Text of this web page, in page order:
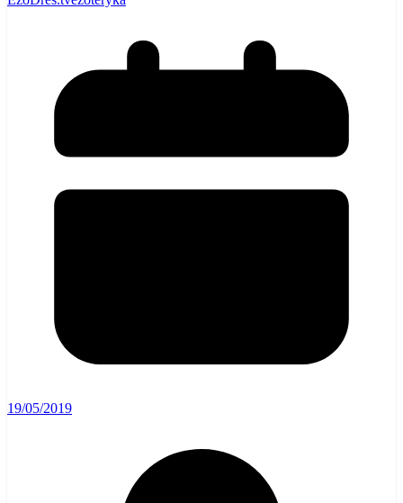
19/05/2019